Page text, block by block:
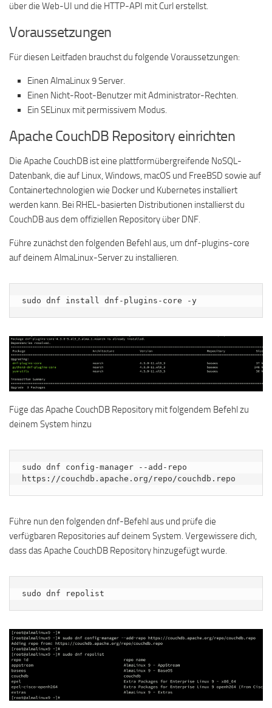
über die Web-UI und die HTTP-API mit Curl erstellst.
Voraussetzungen
Für diesen Leitfaden brauchst du folgende Voraussetzungen:
Einen AlmaLinux 9 Server.
Einen Nicht-Root-Benutzer mit Administrator-Rechten.
Ein SELinux mit permissivem Modus.
Apache CouchDB Repository einrichten
Die Apache CouchDB ist eine plattformübergreifende NoSQL-
Datenbank, die auf Linux, Windows, macOS und FreeBSD sowie auf
Containertechnologien wie Docker und Kubernetes installiert
werden kann. Bei RHEL-basierten Distributionen installierst du
CouchDB aus dem offiziellen Repository über DNF.
Führe zunächst den folgenden Befehl aus, um dnf-plugins-core
auf deinem AlmaLinux-Server zu installieren.
sudo dnf install dnf-plugins-core -y
Füge das Apache CouchDB Repository mit folgendem Befehl zu
deinem System hinzu
sudo dnf config-manager --add-repo
https://couchdb.apache.org/repo/couchdb.repo
Führe nun den folgenden dnf-Befehl aus und prüfe die
verfügbaren Repositories auf deinem System. Vergewissere dich,
dass das Apache CouchDB Repository hinzugefügt wurde.
sudo dnf repolist